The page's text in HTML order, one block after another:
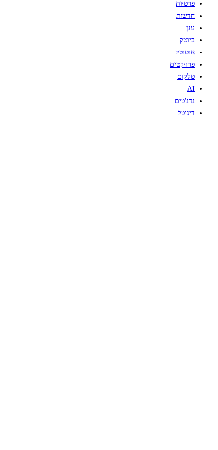
פרטיות
חדשות
ענן
ביוטק
אוטוטק
פרויקטים
טלקום
AI
גדג'טים
דיגיטל